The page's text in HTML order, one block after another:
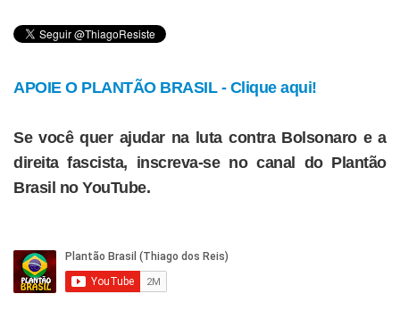
APOIE O PLANTÃO BRASIL - Clique aqui!
Se você quer ajudar na luta contra Bolsonaro e a
direita fascista, inscreva-se no canal do Plantão
Brasil no YouTube.